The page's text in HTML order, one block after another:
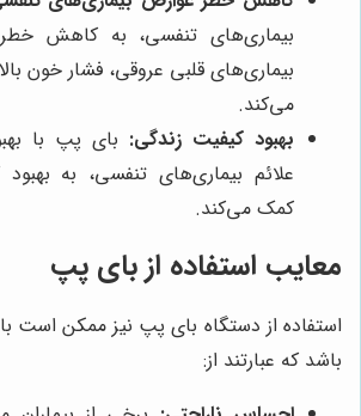
بیماری‌های تنفسی، به کاهش خطر
بیماری‌های قلبی عروقی، فشار خون
می‌کند.
بهبود کیفیت زندگی: بای پپ با
علائم بیماری‌های تنفسی، به
کمک می‌کند.
معایب استفاده از بای پپ
استفاده از دستگاه بای پپ نیز ممکن است
باشد که عبارتند از: